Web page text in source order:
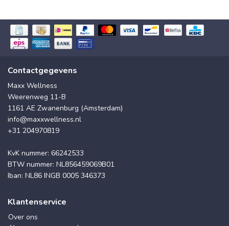
Contactgegevens
Maxx Wellness
Weerenweg 11-B
1161 AE Zwanenburg (Amsterdam)
info@maxxwellness.nl
+31 204970819
KvK nummer: 66242533
BTW nummer: NL856459069B01
Iban: NL86 INGB 0005 346373
Klantenservice
Over ons